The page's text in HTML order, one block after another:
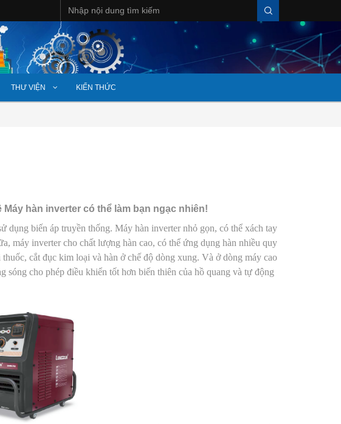
THƯ VIỆN KIẾN THỨC
hàn inverter có thể làm bạn ngạc nhiên!
dụng biến áp truyền thống. Máy hàn inverter nhỏ gọn, có thể xách tay
máy inverter cho chất lượng hàn cao, có thể ứng dụng hàn nhiều quy
cắt đục kim loại và hàn ở chế độ dòng xung. Và ở dòng máy cao
cho phép điều khiển tốt hơn biến thiên của hồ quang và tự động